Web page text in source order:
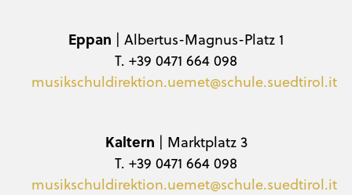
Eppan | Albertus-Magnus-Platz 1
T. +39 0471 664 098
musikschuldirektion.uemet@schule.suedtirol.it
Kaltern | Marktplatz 3
T. +39 0471 664 098
musikschuldirektion.uemet@schule.suedtirol.it